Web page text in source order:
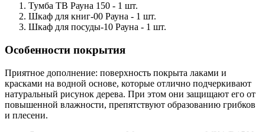
Тумба ТВ Рауна 150 - 1 шт.
Шкаф для книг-00 Рауна - 1 шт.
Шкаф для посуды-10 Рауна - 1 шт.
Особенности покрытия
Приятное дополнение: поверхность покрыта лаками и
красками на водной основе, которые отлично подчеркивают
натуральный рисунок дерева. При этом они защищают его от
повышенной влажности, препятствуют образованию грибков
и плесени.